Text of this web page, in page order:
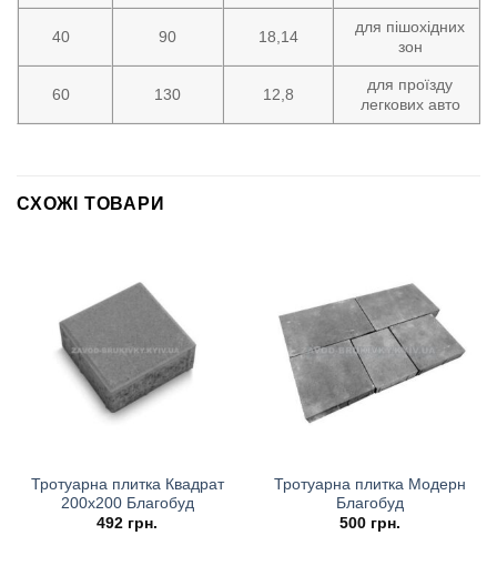
40 90 18,14
для пішохідних
зон
60 130 12,8
для проїзду
легкових авто
СХОЖІ ТОВАРИ
Тротуарна плитка Квадрат
200х200 Благобуд
492 грн.
Тротуарна плитка Модерн
Благобуд
500 грн.